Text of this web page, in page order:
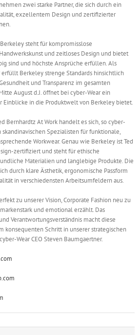
zwei starke Partner, die sich durch ein
exzellentem Design und zertifizierter
steht für kompromisslose
und zeitloses Design und bietet
sind und höchste Ansprüche erfüllen. Als
Berkeley strenge Standards hinsichtlich
und Transparenz im gesamten
August d.J. öffnet bei cyber-Wear ein
Einblicke in die Produktwelt von Berkeley bietet.
Bernhardtz At Work handelt es sich, so cyber-
skandinavischen Spezialisten für funktionale,
Workwear. Genau wie Berkeley ist Ted
zertifiziert und steht für ethische
Materialien und langlebige Produkte. Die
durch klare Ästhetik, ergonomische Passform
in verschiedensten Arbeitsumfeldern aus.
zu unserer Vision, Corporate Fashion neu zu
und emotional erzählt. Das
Verantwortungsverständnis macht diese
konsequenten Schritt in unserer strategischen
Wear CEO Steven Baumgaertner.